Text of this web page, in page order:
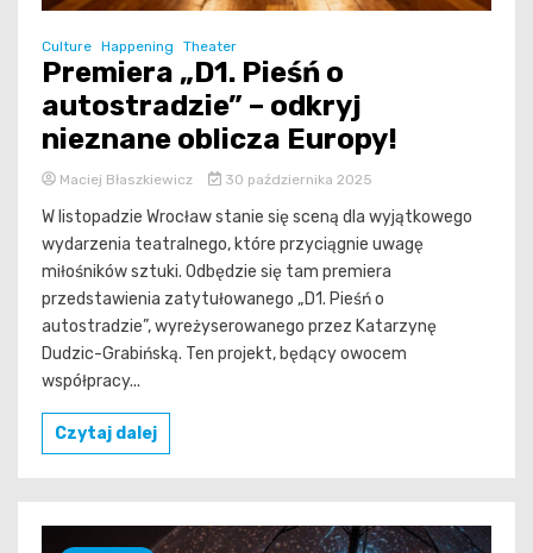
Culture Happening Theater
Premiera „D1. Pieśń o
autostradzie” – odkryj
nieznane oblicza Europy!
Maciej Błaszkiewicz 30 października 2025
W listopadzie Wrocław stanie się sceną dla wyjątkowego
wydarzenia teatralnego, które przyciągnie uwagę
miłośników sztuki. Odbędzie się tam premiera
przedstawienia zatytułowanego „D1. Pieśń o
autostradzie”, wyreżyserowanego przez Katarzynę
Dudzic-Grabińską. Ten projekt, będący owocem
współpracy...
Czytaj dalej